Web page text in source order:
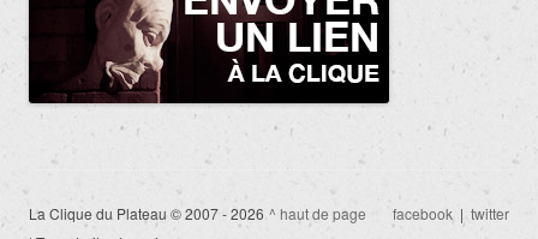
La Clique du Plateau © 2007 - 2026 ^ haut de page facebook | twitter